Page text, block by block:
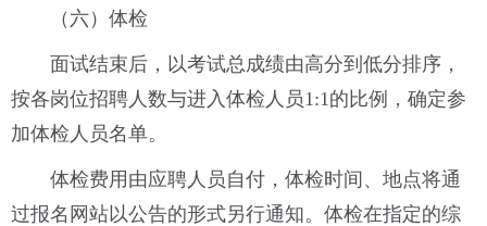
（六）体检
面试结束后，以考试总成绩由高分到低分排序，
按各岗位招聘人数与进入体检人员1:1的比例，确定参
加体检人员名单。
体检费用由应聘人员自付，体检时间、地点将通
过报名网站以公告的形式另行通知。体检在指定的综